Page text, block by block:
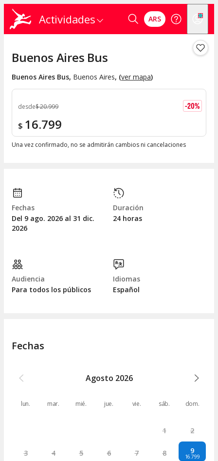
Actividades ARS
Buenos Aires Bus
Buenos Aires Bus, Buenos Aires, (ver mapa)
desde$20.999 -20%
$ 16.799
Una vez confirmado, no se admitirán cambios ni cancelaciones
Fechas
Del 9 ago. 2026 al 31 dic.
2026
Duración
24 horas
Audiencia
Para todos los públicos
Idiomas
Español
Fechas
Agosto 2026
lun. mar. mié. jue. vie. sáb. dom.
1 2
3 4 5 6 7 8 9
16.799